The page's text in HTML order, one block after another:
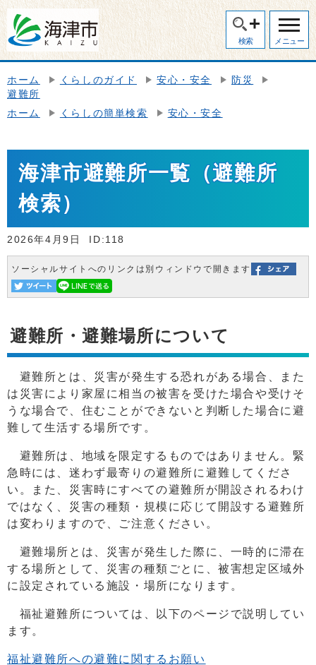
検索 メニュー
ホーム くらしのガイド 安心・安全
防災
避難所
ホーム
くらしの簡単検索 安心・安全
海津市避難所一覧（避難所
検索）
2026年4月9日 ID:118
ソーシャルサイトへのリンクは別ウィンドウで開きます
避難所・避難場所について
避難所とは、災害が発生する恐れがある場合、また
は災害により家屋に相当の被害を受けた場合や受けそ
うな場合で、住むことができないと判断した場合に避
難して生活する場所です。
避難所は、地域を限定するものではありません。緊
急時には、迷わず最寄りの避難所に避難してくださ
い。また、災害時にすべての避難所が開設されるわけ
ではなく、災害の種類・規模に応じて開設する避難所
は変わりますので、ご注意ください。
避難場所とは、災害が発生した際に、一時的に滞在
する場所として、災害の種類ごとに、被害想定区域外
に設定されている施設・場所になります。
福祉避難所については、以下のページで説明してい
ます。
福祉避難所への避難に関するお願い